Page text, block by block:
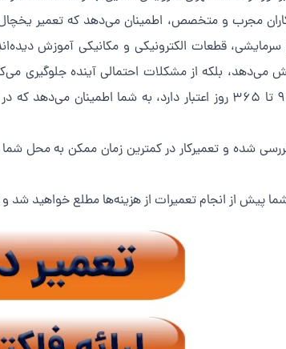
مجرب و متخصص، اطمینان می‌دهد که تعمیر یخچال
قطعات الکترونیکی و مکانیکی آموزش
می‌دهد، بلکه از مشکلات احتمالی آینده جلوگیری
معتبر به مشتری ارائه می‌شود. این گارانتی که بسته به نوع خدمات بین 90 تا 365 روز
شده و تعمیرکار در کمترین زمان ممکن به محل
از انجام تعمیرات از هزینه‌ها مطلع خواهید شد و